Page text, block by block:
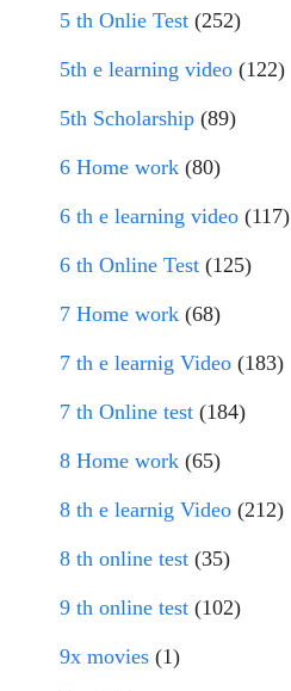
5 th Onlie Test (252)
5th e learning video (122)
5th Scholarship (89)
6 Home work (80)
6 th e learning video (117)
6 th Online Test (125)
7 Home work (68)
7 th e learnig Video (183)
7 th Online test (184)
8 Home work (65)
8 th e learnig Video (212)
8 th online test (35)
9 th online test (102)
9x movies (1)